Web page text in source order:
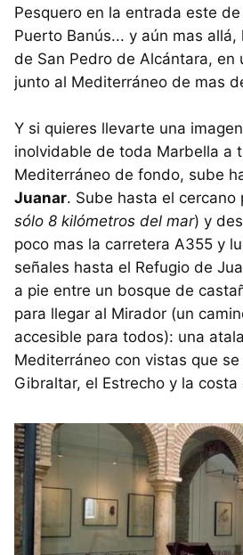
Pesquero en la entrada este
Puerto Banús... y aún mas
de San Pedro de Alcántara, en
junto al Mediterráneo de mas
Y si quieres llevarte una
inolvidable de toda Marbella a
Mediterráneo de fondo, sube
Juanar. Sube hasta el cercano
sólo 8 kilómetros del mar) y
poco mas la carretera A355 y
señales hasta el Refugio de
a pie entre un bosque de
para llegar al Mirador (un
accesible para todos): una
Mediterráneo con vistas que
Gibraltar, el Estrecho y la